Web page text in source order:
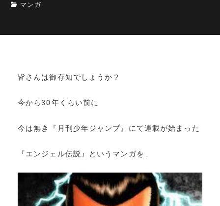
マンガ
皆さんは御存知でしょうか？
今から30年くらい前に
今は無き『月刊少年ジャンプ』にて連載が始まった
『エンジェル伝説』というマンガを…